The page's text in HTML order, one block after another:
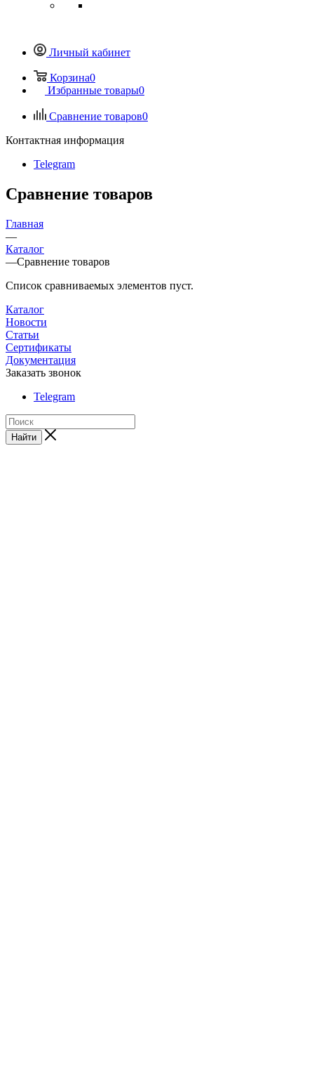
Личный кабинет
Корзина0
Избранные товары0
Сравнение товаров0
Контактная информация
Telegram
Сравнение товаров
Главная
—
Каталог
—Сравнение товаров
Список сравниваемых элементов пуст.
Каталог
Новости
Статьи
Сертификаты
Документация
Заказать звонок
Telegram
Найти